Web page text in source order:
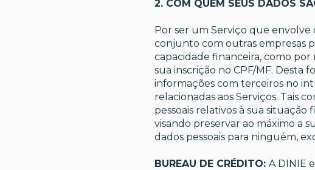
2. COM QUEM SEUS DADOS
Por ser um Serviço que envolve
conjunto com outras empresas
capacidade financeira, como por
sua inscrição no CPF/MF. Desta
informações com terceiros no
relacionadas aos Serviços. Tais
pessoais relativos à sua
visando preservar ao máximo a
dados pessoais para ninguém,
BUREAU DE CRÉDITO: A DINIE